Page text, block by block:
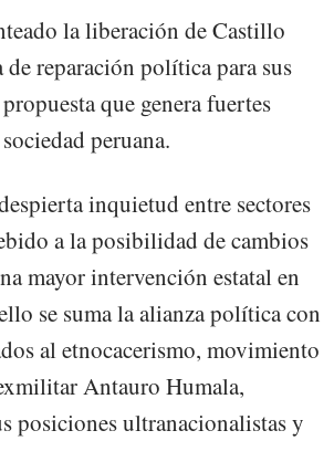
la liberación de Castillo
reparación política para sus
que genera fuertes
peruana.
inquietud entre sectores
a la posibilidad de cambios
mayor intervención estatal en
se suma la alianza política con
al etnocacerismo, movimiento
Antauro Humala,
posiciones ultranacionalistas y